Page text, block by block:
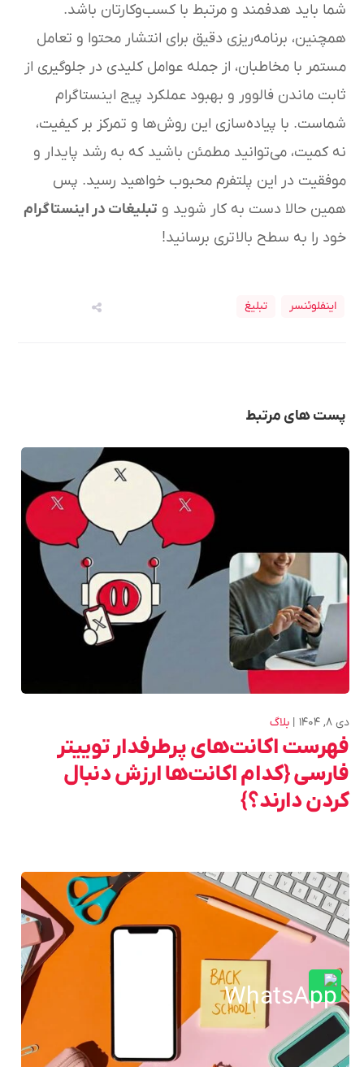
شما باید هدفمند و مرتبط با کسب‌وکارتان باشد.
همچنین، برنامه‌ریزی دقیق برای انتشار محتوا و تعامل
مستمر با مخاطبان، از جمله عوامل کلیدی در جلوگیری از
ثابت ماندن فالوور و بهبود عملکرد پیج اینستاگرام
شماست. با پیاده‌سازی این روش‌ها و تمرکز بر کیفیت،
نه کمیت، می‌توانید مطمئن باشید که به رشد پایدار و
موفقیت در این پلتفرم محبوب خواهید رسید. پس
همین حالا دست به کار شوید و تبلیغات در اینستاگرام
خود را به سطح بالاتری برسانید!
اینفلوئنسر تبلیغ
پست های مرتبط
دی ۸, ۱۴۰۴ بلاگ
فهرست اکانت‌های پرطرفدار توییتر
فارسی {کدام اکانت‌ها ارزش دنبال
کردن دارند؟}